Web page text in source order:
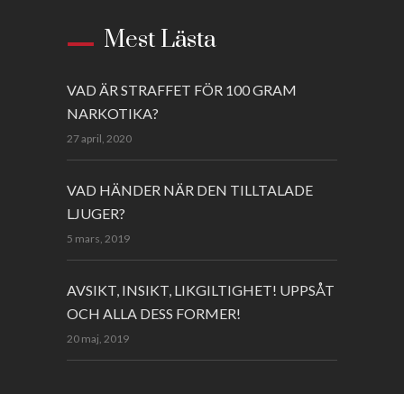
Mest Lästa
VAD ÄR STRAFFET FÖR 100 GRAM
NARKOTIKA?
27 april, 2020
VAD HÄNDER NÄR DEN TILLTALADE
LJUGER?
5 mars, 2019
AVSIKT, INSIKT, LIKGILTIGHET! UPPSÅT
OCH ALLA DESS FORMER!
20 maj, 2019